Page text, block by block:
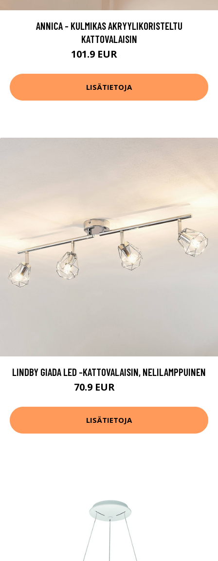
ANNICA - KULMIKAS AKRYYLIKORISTELTU
KATTOVALAISIN
101.9 EUR
LISÄTIETOJA
LINDBY GIADA LED -KATTOVALAISIN, NELILAMPPUINEN
70.9 EUR
LISÄTIETOJA